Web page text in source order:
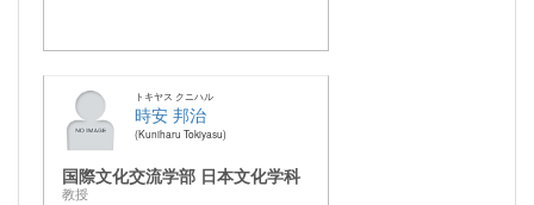
トキヤス クニハル
時安 邦治
Kuniharu Tokiyasu
国際文化交流学部 日本文化学科
教授